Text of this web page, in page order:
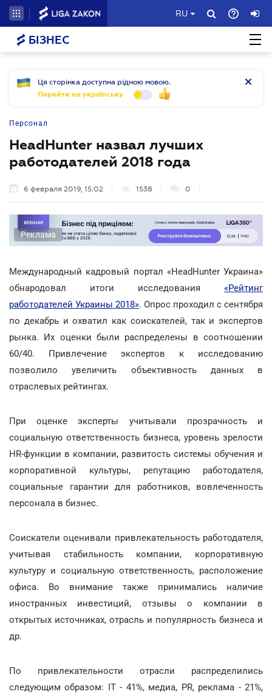
RU
БІЗНЕС
Ця сторінка доступна рідною мовою.
Перейти на українську
Персонал
HeadHunter назвал лучших
работодателей 2018 года
6 февраля 2019, 15:02 1538 0
Реклама
Международный кадровый портал «HeadHunter Украина»
обнародовал итоги исследования «Рейтинг
работодателей Украины 2018». Опрос проходил с сентября
по декабрь и охватил как соискателей, так и экспертов
рынка. Их оценки были распределены в соотношении
60/40. Привлечение экспертов к исследованию
позволило увеличить объективность данных в
отраслевых рейтингах.
При оценке эксперты учитывали прозрачность и
социальную ответственность бизнеса, уровень зрелости
HR-функции в компании, развитость системы обучения и
корпоративной культуры, репутацию работодателя,
социальные гарантии для работников, вовлеченность
персонала в бизнес.
Соискатели оценивали привлекательность работодателя,
учитывая стабильность компании, корпоративную
культуру и социальную ответственность, расположение
офиса. Во внимание также принимались наличие
иностранных инвестиций, отзывы о компании в
открытых источниках, отрасль и популярность бизнеса и
др.
По привлекательности отрасли распределились
следующим образом: ІТ - 41%, медиа, PR, реклама - 21%,